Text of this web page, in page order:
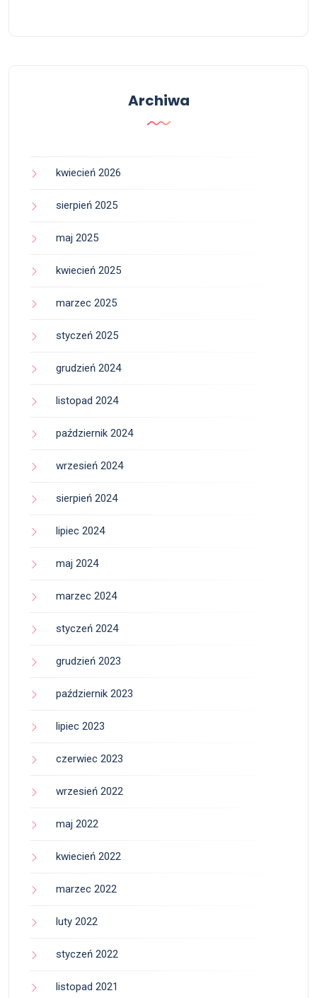
Archiwa
kwiecień 2026
sierpień 2025
maj 2025
kwiecień 2025
marzec 2025
styczeń 2025
grudzień 2024
listopad 2024
październik 2024
wrzesień 2024
sierpień 2024
lipiec 2024
maj 2024
marzec 2024
styczeń 2024
grudzień 2023
październik 2023
lipiec 2023
czerwiec 2023
wrzesień 2022
maj 2022
kwiecień 2022
marzec 2022
luty 2022
styczeń 2022
listopad 2021